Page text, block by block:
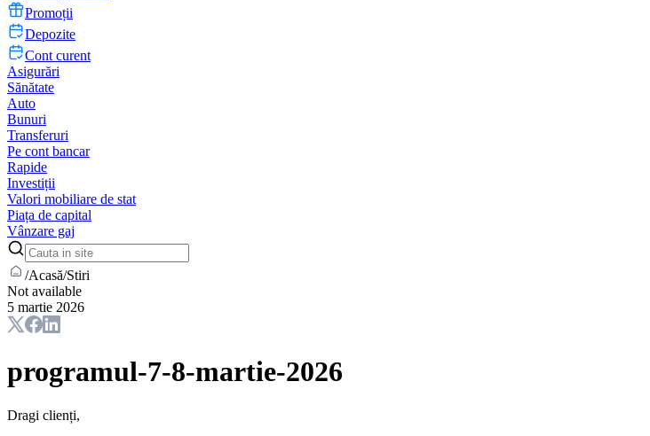
Promoții
Depozite
Cont curent
Asigurări
Sănătate
Auto
Bunuri
Transferuri
Pe cont bancar
Rapide
Investiții
Valori mobiliare de stat
Piața de capital
Vânzare gaj
/Acasă/Stiri
Not available
5 martie 2026
programul-7-8-martie-2026
Dragi clienți,